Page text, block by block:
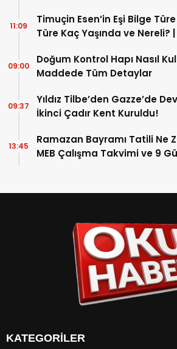
Timuçin Esen’in Eşi Bilge
Türe Kaç Yaşında ve Nereli?
11:09
Doğum Kontrol Hapı Nasıl
Maddede Tüm Detaylar
09:00
Yıldız Tilbe’den Gazze’de
İkinci Çadır Kent Kuruldu!
09:37
Ramazan Bayramı Tatili Ne
MEB Çalışma Takvimi ve 9
13:45
KATEGORİLER